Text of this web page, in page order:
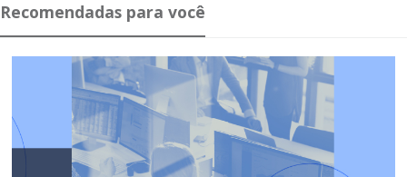
Recomendadas para você